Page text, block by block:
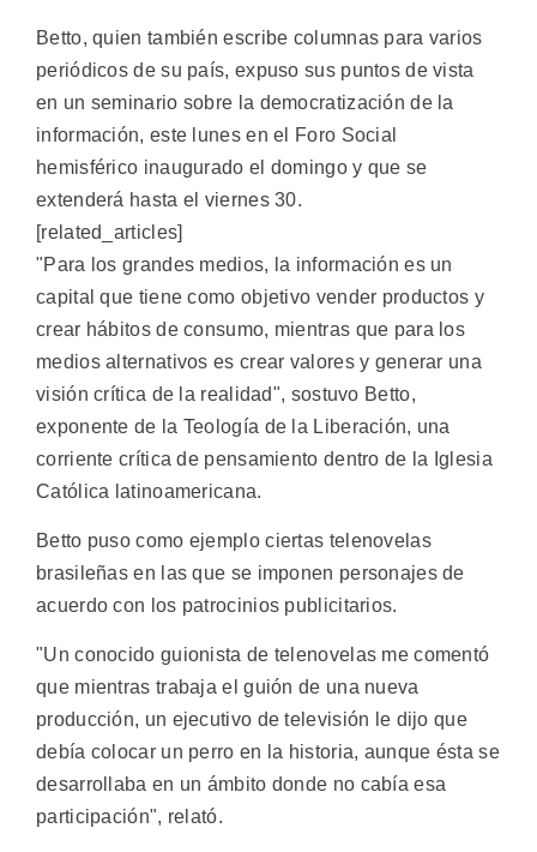
Betto, quien también escribe columnas para varios
periódicos de su país, expuso sus puntos de vista
en un seminario sobre la democratización de la
información, este lunes en el Foro Social
hemisférico inaugurado el domingo y que se
extenderá hasta el viernes 30.
[related_articles]
"Para los grandes medios, la información es un
capital que tiene como objetivo vender productos y
crear hábitos de consumo, mientras que para los
medios alternativos es crear valores y generar una
visión crítica de la realidad", sostuvo Betto,
exponente de la Teología de la Liberación, una
corriente crítica de pensamiento dentro de la Iglesia
Católica latinoamericana.
Betto puso como ejemplo ciertas telenovelas
brasileñas en las que se imponen personajes de
acuerdo con los patrocinios publicitarios.
"Un conocido guionista de telenovelas me comentó
que mientras trabaja el guión de una nueva
producción, un ejecutivo de televisión le dijo que
debía colocar un perro en la historia, aunque ésta se
desarrollaba en un ámbito donde no cabía esa
participación", relató.